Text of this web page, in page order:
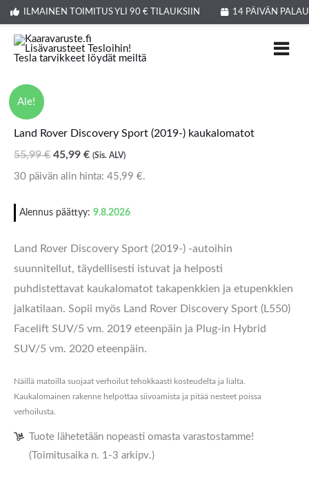
ILMAINEN TOIMITUS YLI 90 € TILAUKSIIN 14 PÄIVÄN
Siirry
sisältöön
Ale!
Land Rover Discovery Sport (2019-) kaukalomatot
55,99€
oli:
55,99 €.
45,99 €
on:
45,99 €.
(Sis. ALV)
30 päivän alin hinta: 45,99 €.
Alennus päättyy: 9.8.2026
Land Rover Discovery Sport (2019-) -autoihin
suunnitellut, täydellisesti istuvat ja helposti
puhdistettavat kaukalomatot takapenkkien ja etupenkkien
jalkatilaan. Sopii myös Land Rover Discovery Sport (L550)
Facelift SUV/5 vm. 2019 eteenpäin ja Plug-in Hybrid
SUV/5 vm. 2020 eteenpäin.
Näillä matoilla suojaat verhoilut tehokkaasti kosteudelta ja lialta.
Kaukalomainen rakenne helpottaa siivoamista ja pitää nesteet poissa
verhoilusta.
Tuote lähetetään nopeasti omasta varastostamme!
(Toimitusaika n. 1-3 arkipv.)
Land
Rover
Discovery
Sport
(2019-)
määrä